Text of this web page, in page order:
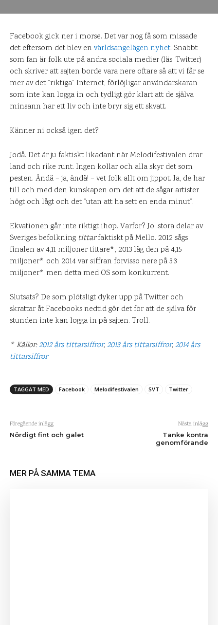
Facebook gick ner i morse. Det var nog få som missade
det eftersom det blev en världsangelägen nyhet. Snabbt
som fan är folk ute på andra sociala medier (läs: Twitter)
och skriver att sajten borde vara nere oftare så att vi får se
mer av det ”riktiga” Internet, förlöjligar användarskaran
som inte kan logga in och tydligt gör klart att de själva
minsann har ett liv och inte bryr sig ett skvatt.
Känner ni också igen det?
Jodå. Det är ju faktiskt likadant när Melodifestivalen drar
land och rike runt. Ingen kollar och alla skyr det som
pesten. Ändå – ja, ändå! – vet folk allt om jippot. Ja, de har
till och med den kunskapen om det att de sågar artister
högt och lågt och det ”utan att ha sett en enda minut”.
Ekvationen går inte riktigt ihop. Varför? Jo, stora delar av
Sveriges befolkning tittarfaktiskt på Mello. 2012 sågs
finalen av 4,11 miljoner tittare*, 2013 låg den på 4,15
miljoner* och 2014 var siffran förvisso nere på 3,3
miljoner* men detta med OS som konkurrent.
Slutsats? De som plötsligt dyker upp på Twitter och
skrattar åt Facebooks nedtid gör det för att de själva för
stunden inte kan logga in på sajten. Troll.
* Källor:2012 års tittarsiffror,2013 års tittarsiffror,2014 års
tittarsiffror
TAGGAT MED Facebook Melodifestivalen SVT Twitter
Föregående inlägg
Nördigt fint och galet
Nästa inlägg
Tanke kontra
genomförande
MER PÅ SAMMA TEMA